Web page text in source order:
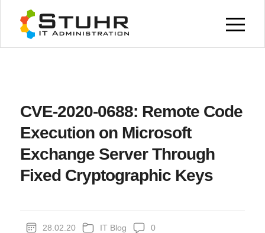
CVE-2020-0688: Remote Code
Execution on Microsoft
Exchange Server Through
Fixed Cryptographic Keys
28.02.20 IT Blog 0